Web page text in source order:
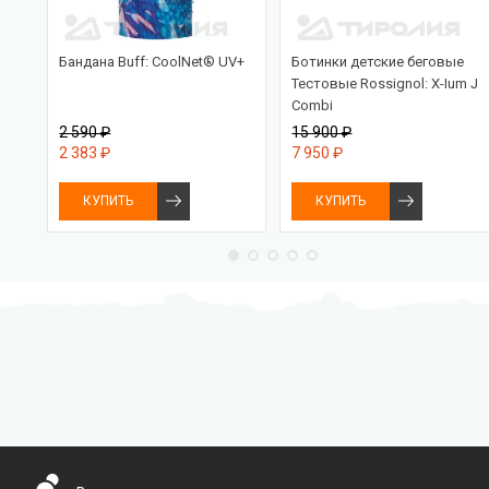
Бандана Buff: CoolNet® UV+
2 590 ₽
2 383 ₽
КУПИТЬ
Ботинки детские беговые
Тестовые Rossignol: X-Ium J
Combi
15 900 ₽
7 950 ₽
КУПИТЬ